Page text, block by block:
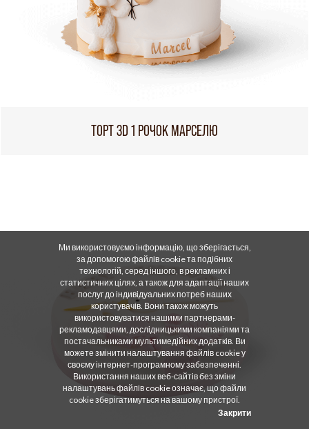
ТОРТ 3D 1 РОЧОК МАРСЕЛЮ
Ми використовуємо інформацію, що зберігається,
за допомогою файлів cookie та подібних
технологій, серед іншого, в рекламних і
статистичних цілях, а також для адаптації наших
послуг до індивідуальних потреб наших
користувачів. Вони також можуть
використовуватися нашими партнерами-
рекламодавцями, дослідницькими компаніями та
постачальниками мультимедійних додатків. Ви
можете змінити налаштування файлів cookie у
своєму інтернет-програмному забезпеченні.
Використання наших веб-сайтів без зміни
налаштувань файлів cookie означає, що файли
cookie зберігатимуться на вашому пристрої.
Закрити